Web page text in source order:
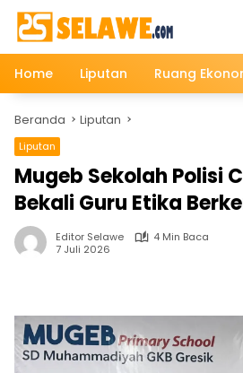
Langsung
konten
Home
Liputan Ruang
Beranda Liputan
Liputan
Mugeb Sekolah Polisi
Bekali Guru Etika
Editor Selawe
4 Min Baca
7 Juli 2026